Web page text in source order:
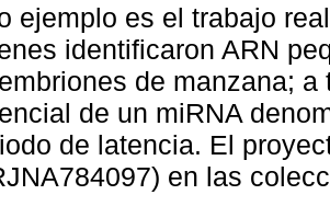
ejemplo es el trabajo
identificaron ARN
de manzana;
de un miRNA
de latencia. El
en las